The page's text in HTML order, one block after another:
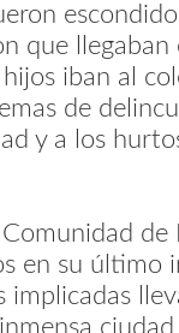
que llegaban
iban al
de
y a los
en su último
implicadas